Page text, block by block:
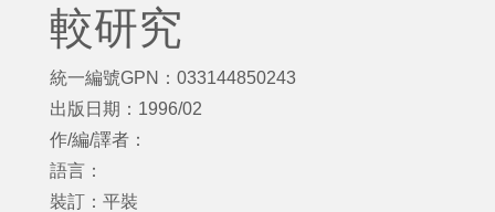
較研究
統一編號GPN：033144850243
出版日期：1996/02
作/編/譯者：
語言：
裝訂：平裝